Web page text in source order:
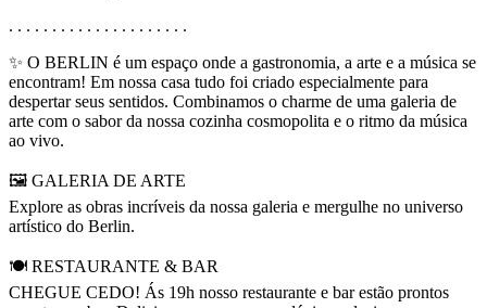
. . . . . . . . . . . . . . . . . . . . .
✨ O BERLIN é um espaço onde a gastronomia, a arte e a música se
encontram! Em nossa casa tudo foi criado especialmente para
despertar seus sentidos. Combinamos o charme de uma galeria de
arte com o sabor da nossa cozinha cosmopolita e o ritmo da música
ao vivo.
🖼️ GALERIA DE ARTE
Explore as obras incríveis da nossa galeria e mergulhe no universo
artístico do Berlin.
🍽️ RESTAURANTE & BAR
CHEGUE CEDO! Ás 19h nosso restaurante e bar estão prontos